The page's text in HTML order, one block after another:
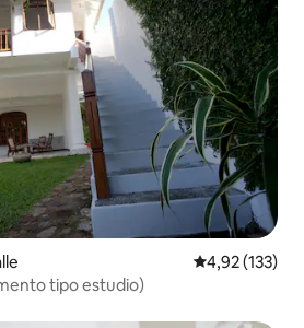
Calificación
4,92 (133)
(apartamento tipo estudio)